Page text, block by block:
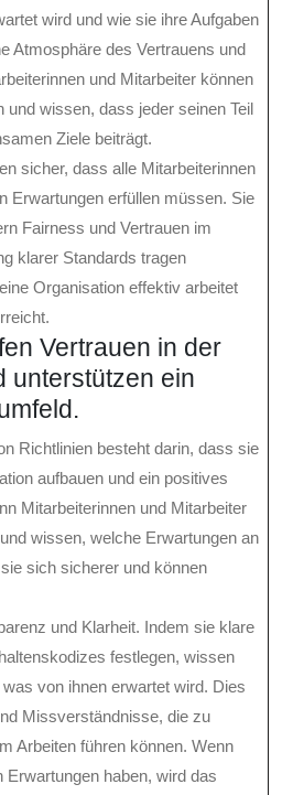
wird und wie sie ihre Aufgaben
Atmosphäre des Vertrauens und
und Mitarbeiter können
wissen, dass jeder seinen Teil
Ziele beiträgt.
sicher, dass alle Mitarbeiterinnen
Erwartungen erfüllen müssen. Sie
Fairness und Vertrauen im
klarer Standards tragen
Organisation effektiv arbeitet
Vertrauen in der
unterstützen ein
Richtlinien besteht darin, dass sie
aufbauen und ein positives
Mitarbeiterinnen und Mitarbeiter
wissen, welche Erwartungen an
sich sicherer und können
und Klarheit. Indem sie klare
festlegen, wissen
von ihnen erwartet wird. Dies
Missverständnisse, die zu
Arbeiten führen können. Wenn
Erwartungen haben, wird das